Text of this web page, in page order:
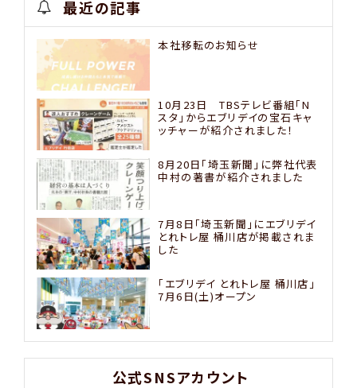
最近の記事
本社移転のお知らせ
10月23日 TBSテレビ番組「N
スタ」からエブリデイの宝石キャ
ッチャーが紹介されました！
8月20日「埼玉新聞」に弊社代表
中村の著書が紹介されました
7月8日「埼玉新聞」にエブリデイ
とれトレ屋 桶川店が掲載されま
した
「エブリデイ とれトレ屋 桶川店」
7月6日(土)オープン
公式SNSアカウント